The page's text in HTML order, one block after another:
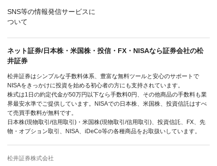
SNS等の情報発信サービスに
ついて
ネット証券/日本株・米国株・投信・FX・NISAなら証券会社の松
井証券
松井証券はシンプルな手数料体系、豊富な無料ツールと安心のサポートで
NISAをきっかけに投資を始める初心者の方にも支持されています。
株式は1日の約定代金が50万円以下なら手数料0円、その他商品の手数料も業
界最安水準でご提供しています。NISAでの日本株、米国株、投資信託はすべ
て売買手数料が無料です。
日本株(現物取引/信用取引)・米国株(現物取引/信用取引)、投資信託、FX、先
物・オプション取引、NISA、iDeCo等の各種商品をお取扱いしています。
松井証券株式会社